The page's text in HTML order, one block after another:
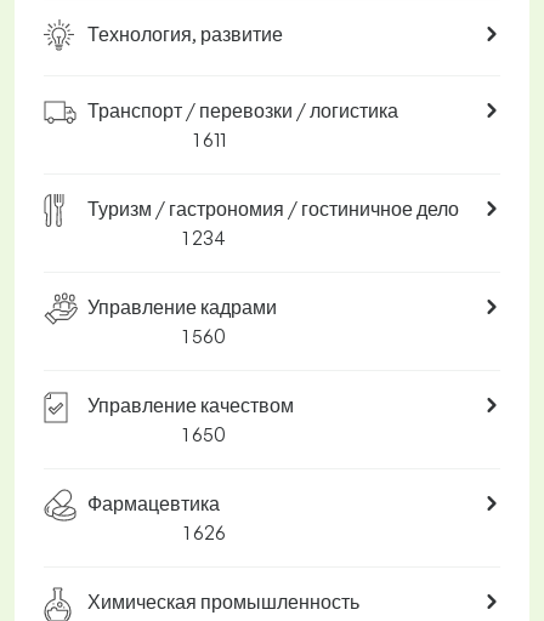
Технология, развитие
Транспорт / перевозки / логистика
1 611
Туризм / гастрономия / гостиничное дело
1 234
Управление кадрами
1 560
Управление качеством
1 650
Фармацевтика
1 626
Химическая промышленность